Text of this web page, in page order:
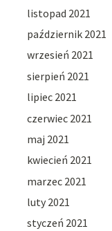
listopad 2021
październik 2021
wrzesień 2021
sierpień 2021
lipiec 2021
czerwiec 2021
maj 2021
kwiecień 2021
marzec 2021
luty 2021
styczeń 2021